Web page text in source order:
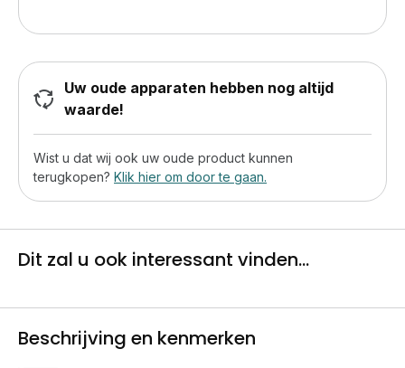
Uw oude apparaten hebben nog altijd
waarde!
Wist u dat wij ook uw oude product kunnen
terugkopen? Klik hier om door te gaan.
Dit zal u ook interessant vinden...
Beschrijving en kenmerken